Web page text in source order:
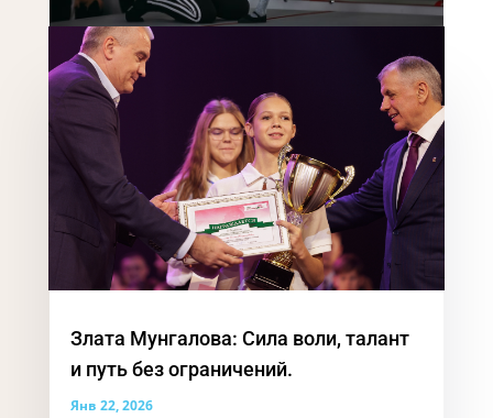
Злата Мунгалова: Сила воли, талант
и путь без ограничений.
Янв 22, 2026